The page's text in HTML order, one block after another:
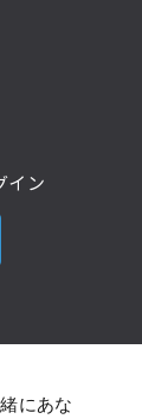
イン
にあな